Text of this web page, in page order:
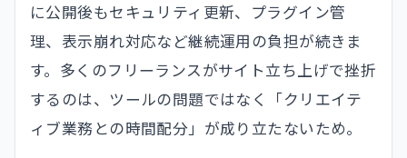
に公開後もセキュリティ更新、プラグイン管
理、表示崩れ対応など継続運用の負担が続きま
す。多くのフリーランスがサイト立ち上げで挫折
するのは、ツールの問題ではなく「クリエイテ
ィブ業務との時間配分」が成り立たないため。